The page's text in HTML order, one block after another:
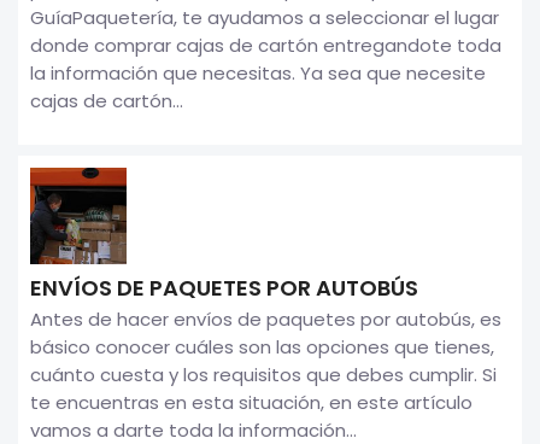
GuíaPaquetería, te ayudamos a seleccionar el lugar
donde comprar cajas de cartón entregandote toda
la información que necesitas. Ya sea que necesite
cajas de cartón...
ENVÍOS DE PAQUETES POR AUTOBÚS
Antes de hacer envíos de paquetes por autobús, es
básico conocer cuáles son las opciones que tienes,
cuánto cuesta y los requisitos que debes cumplir. Si
te encuentras en esta situación, en este artículo
vamos a darte toda la información...